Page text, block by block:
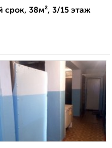
срок, 38м², 3/15 этаж